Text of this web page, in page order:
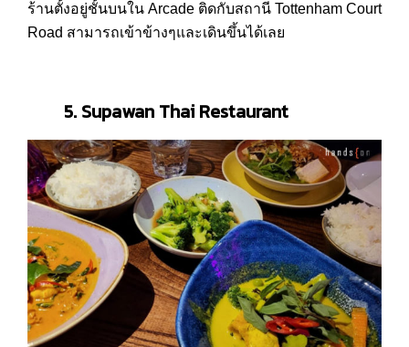
ร้านตั้งอยู่ชั้นบนใน Arcade ติดกับสถานี Tottenham Court
Road สามารถเข้าข้างๆและเดินขึ้นได้เลย
5. Supawan Thai Restaurant